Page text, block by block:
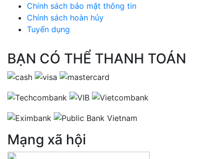
Chính sách bảo mật thông tin
Chính sách hoàn hủy
Tuyển dụng
BẠN CÓ THỂ THANH TOÁN
Mạng xã hội